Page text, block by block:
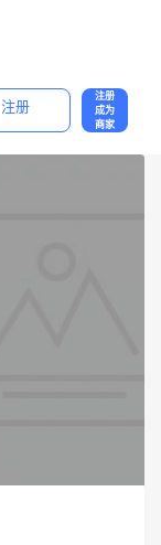
注册
注册
成为
商家